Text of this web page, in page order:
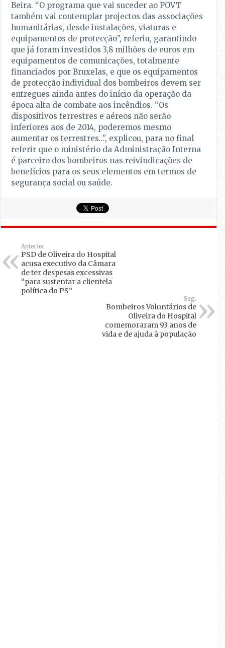
Beira. “O programa que vai suceder ao POVT
também vai contemplar projectos das associações
humanitárias, desde instalações, viaturas e
equipamentos de protecção”, referiu, garantindo
que já foram investidos 3,8 milhões de euros em
equipamentos de comunicações, totalmente
financiados por Bruxelas, e que os equipamentos
de protecção individual dos bombeiros devem ser
entregues ainda antes do início da operação da
época alta de combate aos incêndios. “Os
dispositivos terrestres e aéreos não serão
inferiores aos de 2014, poderemos mesmo
aumentar os terrestres…”, explicou, para no final
referir que o ministério da Administração Interna
é parceiro dos bombeiros nas reivindicações de
benefícios para os seus elementos em termos de
segurança social ou saúde.
Anterior
PSD de Oliveira do Hospital
acusa executivo da Câmara
de ter despesas excessivas
“para sustentar a clientela
política do PS”
Seg.
Bombeiros Voluntários de
Oliveira do Hospital
comemoraram 93 anos de
vida e de ajuda à população